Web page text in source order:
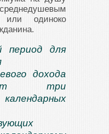
одиноко
период для
дохода
три